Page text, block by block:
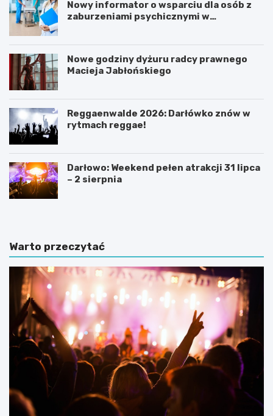
Nowy informator o wsparciu dla osób z
zaburzeniami psychicznymi w
Nowe godziny dyżuru radcy prawnego
Macieja Jabłońskiego
Reggaenwalde 2026: Darłówko znów w
rytmach reggae!
Darłowo: Weekend pełen atrakcji 31 lipca
– 2 sierpnia
Warto przeczytać